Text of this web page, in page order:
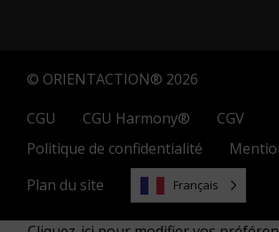
© ORIENTACTION® 2026
CGU
CGU Harmony®
CGV
Politique de confidentialité
Plan du site
Français